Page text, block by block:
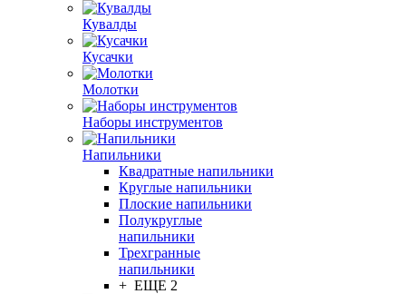
Кувалды
Кусачки
Молотки
Наборы инструментов
Напильники
Квадратные напильники
Круглые напильники
Плоские напильники
Полукруглые
напильники
Трехгранные
напильники
+ ЕЩЕ 2